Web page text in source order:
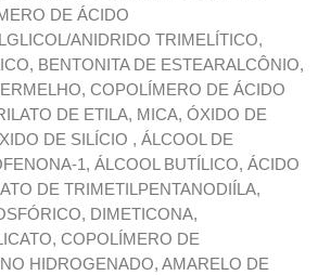
DE ÁCIDO
ANIDRIDO TRIMELÍTICO,
BENTONITA DE ESTEARALCÔNIO,
COPOLÍMERO DE ÁCIDO
DE ETILA, MICA, ÓXIDO DE
DE SILÍCIO , ÁLCOOL DE
1, ÁLCOOL BUTÍLICO, ÁCIDO
DE TRIMETILPENTANODIÍLA,
DIMETICONA,
COPOLÍMERO DE
HIDROGENADO, AMARELO DE